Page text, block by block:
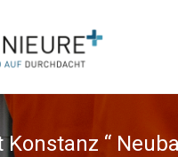
Konstanz “